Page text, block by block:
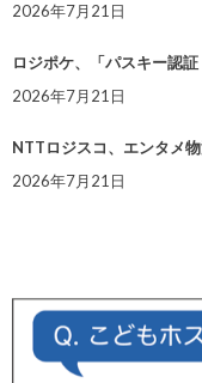
2026年7月21日
ロジポケ、「パスキー認
2026年7月21日
NTTロジスコ、エンタメ
2026年7月21日